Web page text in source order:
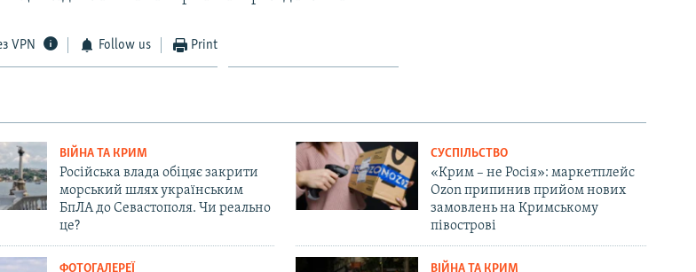
VPN Follow us Print
ВІЙНА ТА КРИМ
Російська влада обіцяє закрити
морський шлях українським
БпЛА до Севастополя. Чи реально
це?
СУСПІЛЬСТВО
«Крим – не Росія»: маркетплейс
Ozon припинив прийом нових
замовлень на Кримському
півострові
ФОТОГАЛЕРЕЇ ВІЙНА ТА КРИМ